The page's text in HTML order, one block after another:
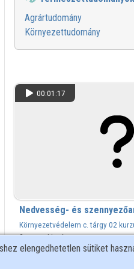
Agrártudomány
Környezettudomány
00:01:17
Nedvesség- és
Környezetvédelem c. tárgy 02
Zsámbéki-medencében:
2 megtekintés
elengedhetetlen sütiket